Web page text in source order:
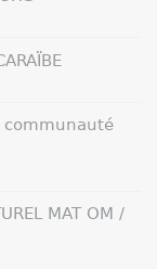
communauté
MAT OM /